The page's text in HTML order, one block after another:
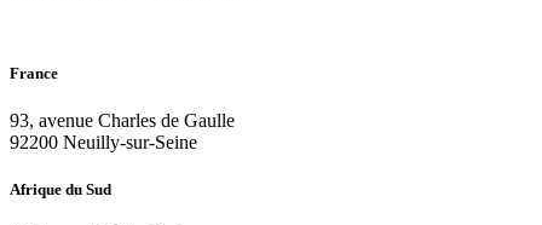
France
93, avenue Charles de Gaulle
92200 Neuilly-sur-Seine
Afrique du Sud